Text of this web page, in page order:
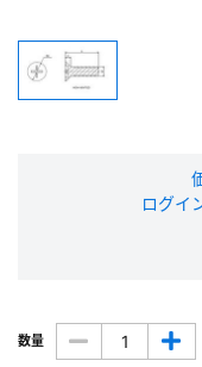
ログイ
数量
※新規会員登録をお申し込
があります。また当社の